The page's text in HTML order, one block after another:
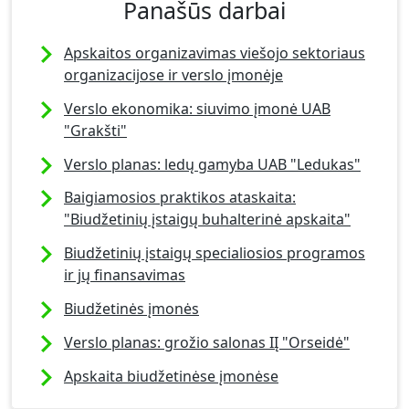
Panašūs darbai
Apskaitos organizavimas viešojo sektoriaus
organizacijose ir verslo įmonėje
Verslo ekonomika: siuvimo įmonė UAB
"Grakšti"
Verslo planas: ledų gamyba UAB "Ledukas"
Baigiamosios praktikos ataskaita:
"Biudžetinių įstaigų buhalterinė apskaita"
Biudžetinių įstaigų specialiosios programos
ir jų finansavimas
Biudžetinės įmonės
Verslo planas: grožio salonas IĮ "Orseidė"
Apskaita biudžetinėse įmonėse